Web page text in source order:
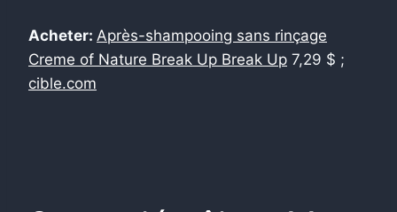
Acheter: Après-shampooing sans rinçage
Creme of Nature Break Up Break Up 7,29 $ ;
cible.com